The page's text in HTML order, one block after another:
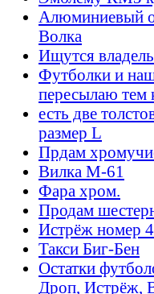
Алюминиевый
Волка
Ищутся
Футболки и
пересылаю тем
есть две
размер L
Прдам
Вилка М-61
Фара хром.
Продам
Истрёж номер
Такси Биг-Бен
Остатки
Дроп, Истрёж,